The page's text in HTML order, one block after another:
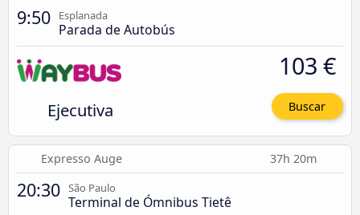
9:50 Esplanada
Parada de Autobús
Ejecutiva
103 €
Buscar
Expresso Auge 37h 20m
20:30 São Paulo
Terminal de Ómnibus Tietê